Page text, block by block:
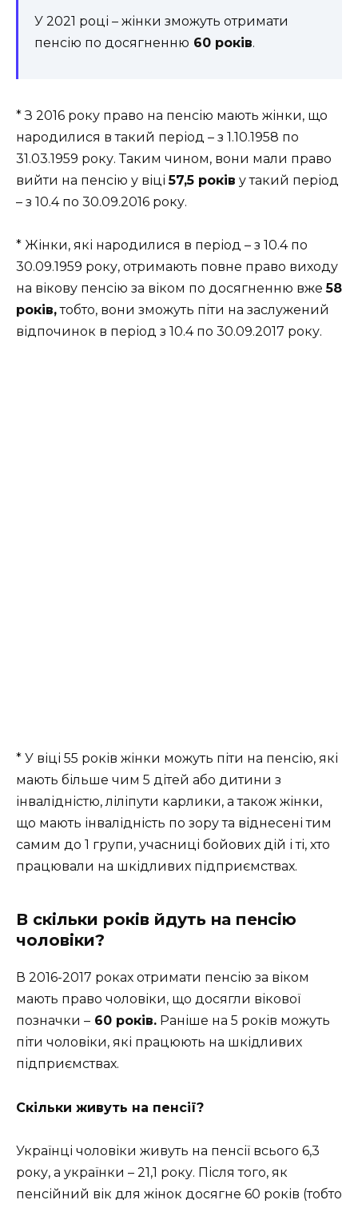
У 2021 році – жінки зможуть отримати
пенсію по досягненню 60 років.
* З 2016 року право на пенсію мають жінки, що
народилися в такий період – з 1.10.1958 по
31.03.1959 року. Таким чином, вони мали право
вийти на пенсію у віці57,5 років у такий період
– з 10.4 по 30.09.2016 року.
* Жінки, які народилися в період – з 10.4 по
30.09.1959 року, отримають повне право виходу
на вікову пенсію за віком по досягненню вже58
років,тобто, вони зможуть піти на заслужений
відпочинок в період з 10.4 по 30.09.2017 року.
* У віці 55 років жінки можуть піти на пенсію, які
мають більше чим 5 дітей або дитини з
інвалідністю, ліліпути карлики, а також жінки,
що мають інвалідність по зору та віднесені тим
самим до 1 групи, учасниці бойових дій і ті, хто
працювали на шкідливих підприємствах.
В скільки років йдуть на пенсію
чоловіки?
В 2016-2017 роках отримати пенсію за віком
мають право чоловіки, що досягли вікової
позначки – 60 років. Раніше на 5 років можуть
піти чоловіки, які працюють на шкідливих
підприємствах.
Скільки живуть на пенсії?
Українці чоловіки живуть на пенсії всього 6,3
року, а українки – 21,1 року. Після того, як
пенсійний вік для жінок досягне 60 років (тобто